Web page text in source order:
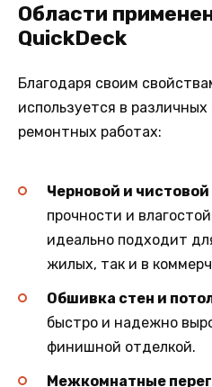
Области
QuickDeck
Благодаря своим
используется в
ремонтных работах:
Черновой и чистовой
прочности и
идеально подходит
жилых, так и в
Обшивка стен и
быстро и надежно
финишной отделкой.
Межкомнатные